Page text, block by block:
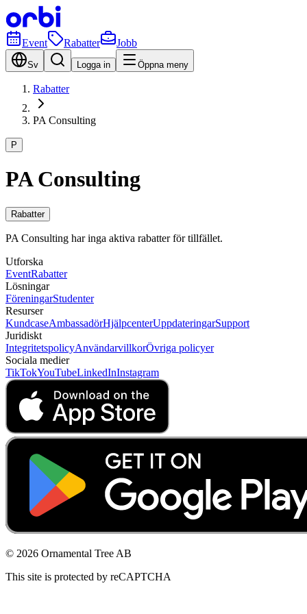
Event Rabatter Jobb
Sv Logga in Öppna meny
Rabatter
PA Consulting
P
PA Consulting
Rabatter
PA Consulting har inga aktiva rabatter för tillfället.
Utforska
EventRabatter
Lösningar
FöreningarStudenter
Resurser
KundcaseAmbassadörHjälpcenterUppdateringarSupport
Juridiskt
IntegritetspolicyAnvändarvillkorÖvriga policyer
Sociala medier
TikTokYouTubeLinkedInInstagram
© 2026 Ornamental Tree AB
This site is protected by reCAPTCHA